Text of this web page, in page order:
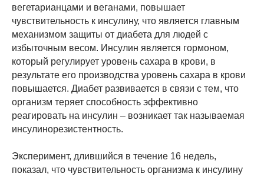
вегетарианцами и веганами, повышает
чувствительность к инсулину, что является главным
механизмом защиты от диабета для людей с
избыточным весом. Инсулин является гормоном,
который регулирует уровень сахара в крови, в
результате его производства уровень сахара в крови
повышается. Диабет развивается в связи с тем, что
организм теряет способность эффективно
реагировать на инсулин – возникает так называемая
инсулинорезистентность.
Эксперимент, длившийся в течение 16 недель,
показал, что чувствительность организма к инсулину